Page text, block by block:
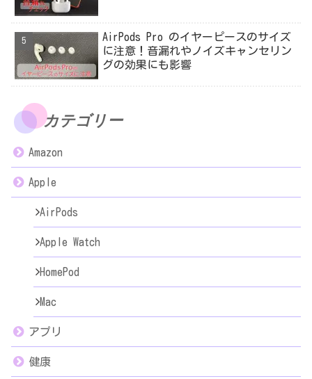
AirPods Pro のイヤーピースのサイズ
に注意！音漏れやノイズキャンセリン
グの効果にも影響
カテゴリー
Amazon
Apple
AirPods
Apple Watch
HomePod
Mac
アプリ
健康